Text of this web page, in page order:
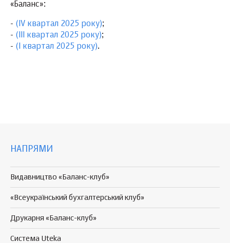
«Баланс»:
- (ІV квартал 2025 року);
- (ІІІ квартал 2025 року);
- (І квартал 2025 року).
НАПРЯМИ
Видавництво «Баланс-клуб»
«Всеукраїнський бухгалтерський клуб»
Друкарня «Баланс-клуб»
Система Uteka